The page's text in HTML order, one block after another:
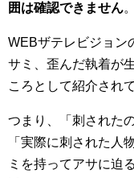
囲は確認できません。
WEBザテレビジョン
サミ、歪んだ執着が
ころとして紹介され
つまり、「刺された
「実際に刺された人
ミを持ってアサに迫